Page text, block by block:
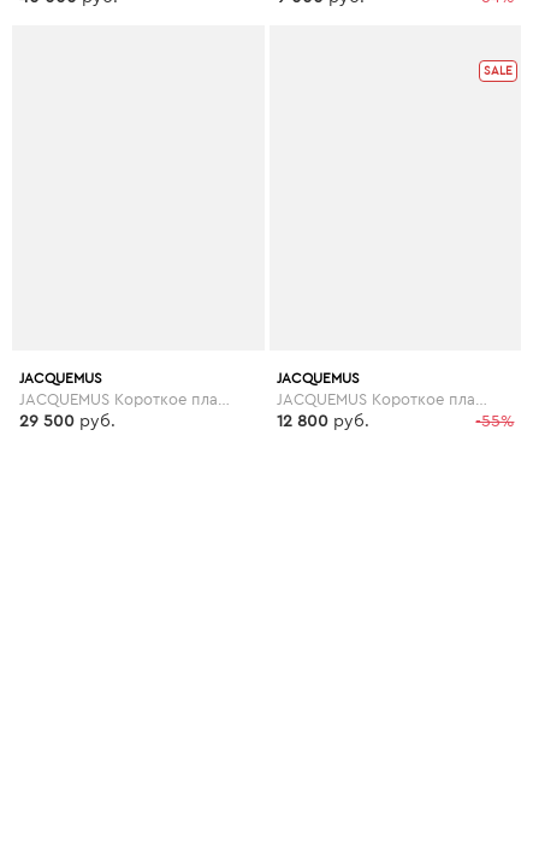
JACQUEMUS
29 500 руб.
SALE
JACQUEMUS
-55%
12 800 руб.